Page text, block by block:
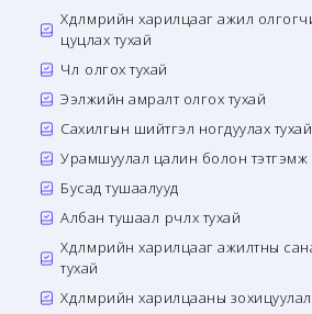
Хөдөлмөрийн харилцааг ажил
цуцлах тухай
Чөлөө олгох тухай
Ээлжийн амралт олгох тухай
Сахилгын шийтгэл ногдуулах тухай
Урамшуулал цалин болон тэтгэмж
Бусад тушаалууд
Албан тушаал өөрчлөх тухай
Хөдөлмөрийн харилцааг ажилтны
тухай
Хөдөлмөрийн харилцааны